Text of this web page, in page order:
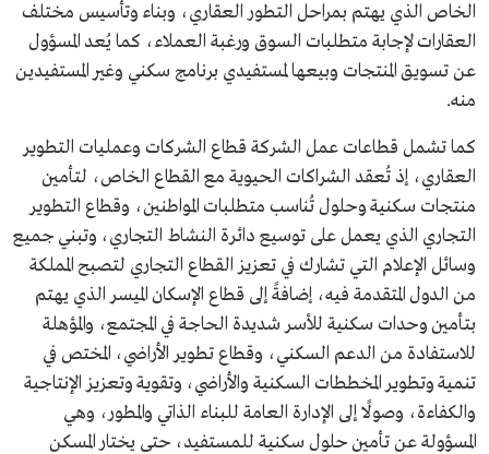
الخاص الذي يهتم بمراحل التطور العقاري، وبناء وتأسيس مختلف
العقارات لإجابة متطلبات السوق ورغبة العملاء، كما يُعد المسؤول
عن تسويق المنتجات وبيعها لمستفيدي برنامج سكني وغير المستفيدين
منه.
كما تشمل قطاعات عمل الشركة قطاع الشركات وعمليات التطوير
العقاري، إذ تُعقد الشراكات الحيوية مع القطاع الخاص، لتأمين
منتجات سكنية وحلول تُناسب متطلبات المواطنين، وقطاع التطوير
التجاري الذي يعمل على توسيع دائرة النشاط التجاري، وتبني جميع
وسائل الإعلام التي تشارك في تعزيز القطاع التجاري لتصبح المملكة
من الدول المتقدمة فيه، إضافةً إلى قطاع الإسكان الميسر الذي يهتم
بتأمين وحدات سكنية للأسر شديدة الحاجة في المجتمع، والمؤهلة
للاستفادة من الدعم السكني، وقطاع تطوير الأراضي، المختص في
تنمية وتطوير المخططات السكنية والأراضي، وتقوية وتعزيز الإنتاجية
والكفاءة، وصولًا إلى الإدارة العامة للبناء الذاتي والمطور، وهي
المسؤولة عن تأمين حلول سكنية للمستفيد، حتى يختار المسكن